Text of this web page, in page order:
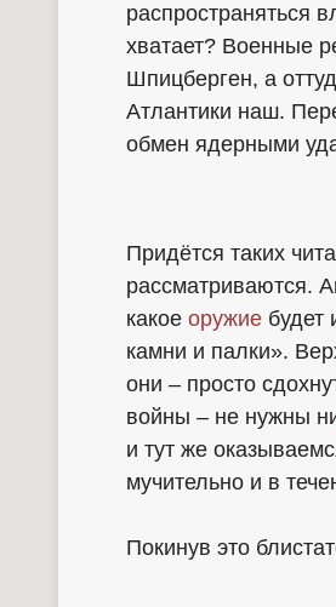
распространяться
хватает? Военные
Шпицберген, а
Атлантики наш.
обмен ядерными
Придётся таких
рассматриваются.
какое оружие будет
камни и палки».
они – просто
войны – не нужны
и тут же
мучительно и в
Покинув это